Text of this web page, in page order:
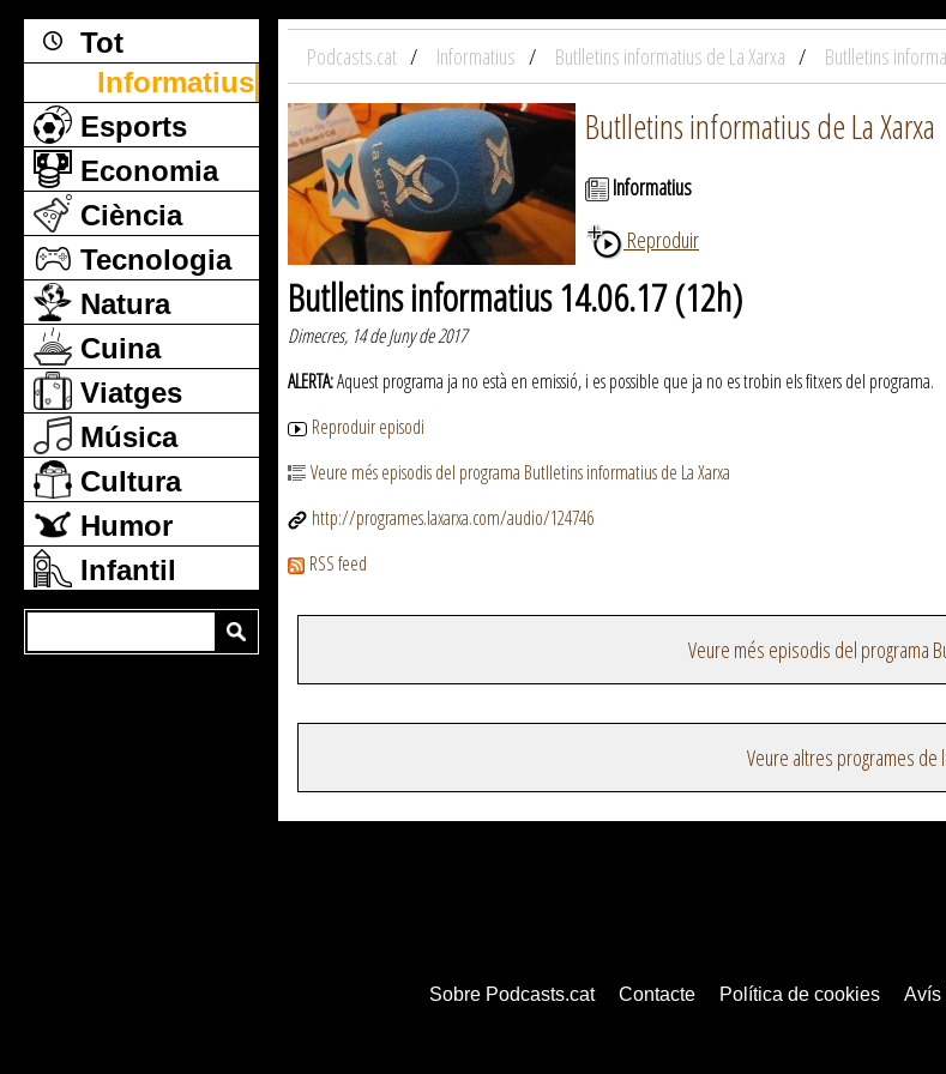
Tot
Informatius
Esports
Economia
Ciència
Tecnologia
Natura
Cuina
Viatges
Música
Cultura
Humor
Infantil
Podcasts.cat Informatius Butlletins informatius de La Xarxa Butlletins
Butlletins informatius de La Xarxa
Informatius
Reproduir
Butlletins informatius 14.06.17 (12h)
Dimecres, 14 de Juny de 2017
ALERTA:Aquest programa ja no està en emissió, i es possible que ja no es trobin els fitxers del programa.
Reproduir episodi
Veure més episodis del programa Butlletins informatius de La Xarxa
http://programes.laxarxa.com/audio/124746
RSS feed
Veure més episodis del programa
Veure altres programes de
Sobre Podcasts.cat Contacte Política de cookies Avís